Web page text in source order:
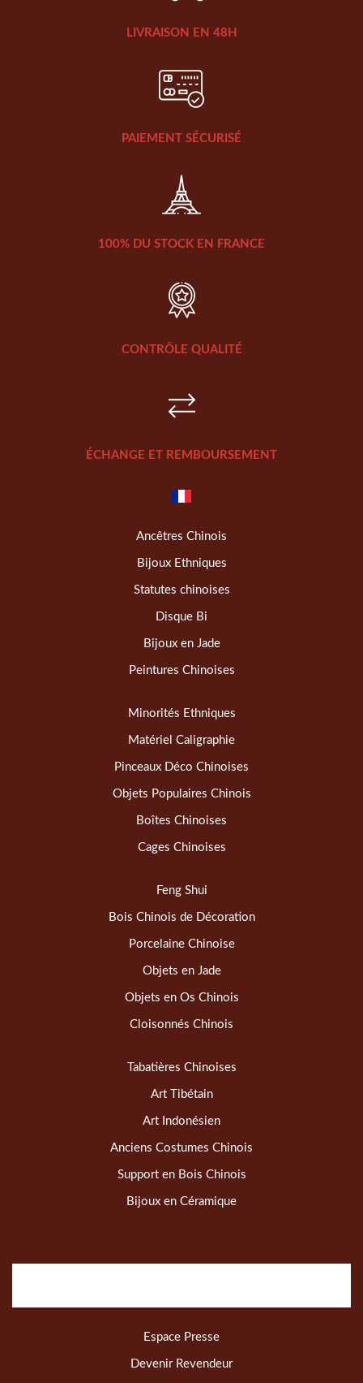
LIVRAISON EN 48H
PAIEMENT SÉCURISÉ
100% DU STOCK EN FRANCE
CONTRÔLE QUALITÉ
ÉCHANGE ET REMBOURSEMENT
Ancêtres Chinois
Bijoux Ethniques
Statutes chinoises
Disque Bi
Bijoux en Jade
Peintures Chinoises
Minorités Ethniques
Matériel Caligraphie
Pinceaux Déco Chinoises
Objets Populaires Chinois
Boîtes Chinoises
Cages Chinoises
Feng Shui
Bois Chinois de Décoration
Porcelaine Chinoise
Objets en Jade
Objets en Os Chinois
Cloisonnés Chinois
Tabatières Chinoises
Art Tibétain
Art Indonésien
Anciens Costumes Chinois
Support en Bois Chinois
Bijoux en Céramique
Espace Presse
Devenir Revendeur